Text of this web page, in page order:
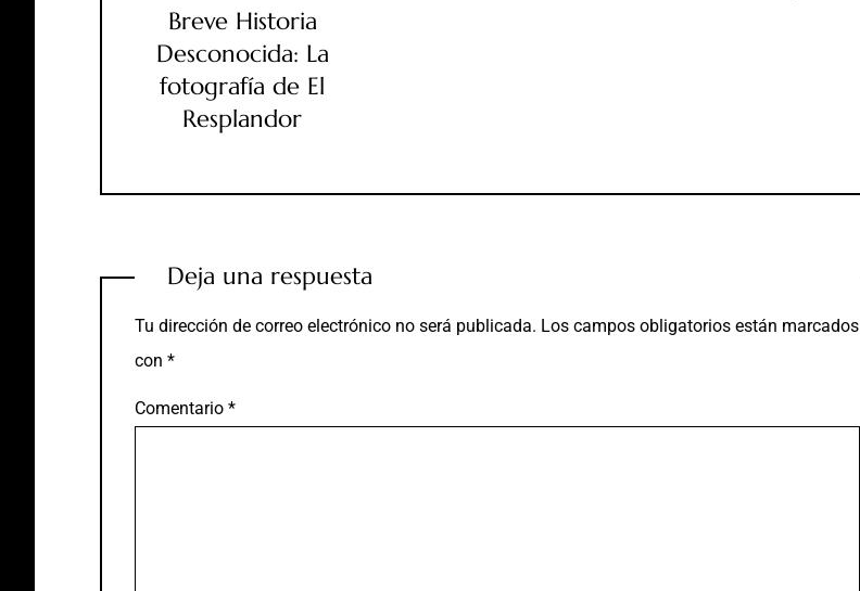
Breve Historia
Desconocida: La
fotografía de El
Resplandor
Deja una respuesta
Tu dirección de correo electrónico no será publicada. Los campos obligatorios están marcados
con *
Comentario *